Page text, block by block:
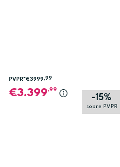
-15%
sobre PVPR
PVPR*€3999,99
3.399,99